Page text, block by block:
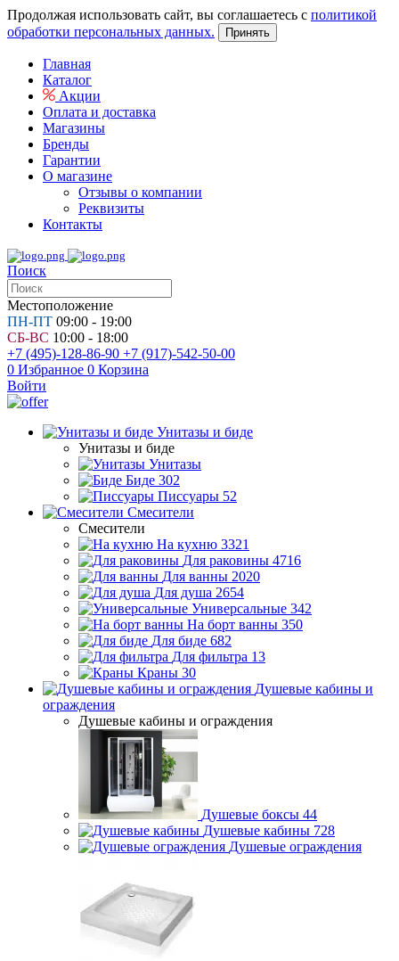
Продолжая использовать сайт, вы соглашаетесь с политикой
обработки персональных данных.
Принять
Главная
Каталог
Акции
Оплата и доставка
Магазины
Бренды
Гарантии
О магазине
Отзывы о компании
Реквизиты
Контакты
Поиск
Местоположение
ПН-ПТ 09:00 - 19:00
СБ-ВС 10:00 - 18:00
+7 (495)-128-86-90 +7 (917)-542-50-00
0 Избранное 0 Корзина
Войти
Унитазы и биде
Унитазы и биде
Унитазы
Биде 302
Писсуары 52
Смесители
Смесители
На кухню 3321
Для раковины 4716
Для ванны 2020
Для душа 2654
Универсальные 342
На борт ванны 350
Для биде 682
Для фильтра 13
Краны 30
Душевые кабины и
ограждения
Душевые кабины и ограждения
Душевые боксы 44
Душевые кабины 728
Душевые ограждения